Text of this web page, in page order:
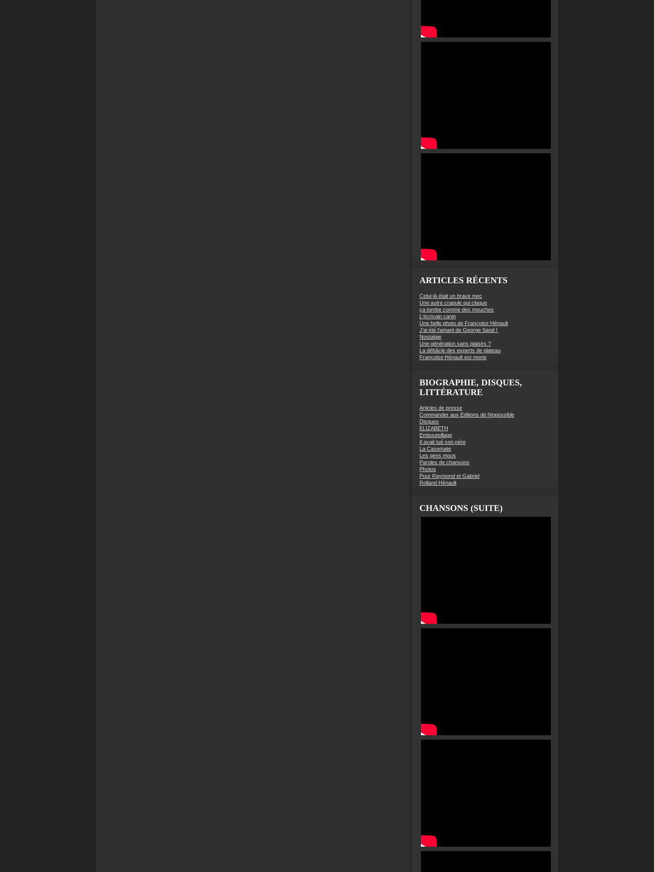
ARTICLES RÉCENTS
Celui-là était un brave mec
Une autre crapule qui claque
ça tombe comme des mouches
L'écrivain canin
Une belle photo de Françoise Hénault
J’ai été l’amant de George Sand !
Nostalgie
Une génération sans plaisirs ?
La débâcle des experts de plateau
Françoise Hénault est morte
BIOGRAPHIE, DISQUES,
LITTÉRATURE
Articles de presse
Commander aux Editions de l'impossible
Disques
ELIZABETH
Embouteillage
Il avait tué son père
La Casemate
Les gens mous
Paroles de chansons
Photos
Pour Raymond et Gabriel
Rolland Hénault
CHANSONS (SUITE)